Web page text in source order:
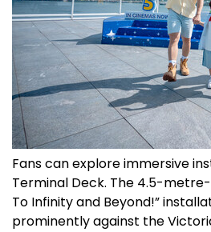
Fans can explore immersive
Terminal Deck. The 4.5-
To Infinity and Beyond!”
prominently against the